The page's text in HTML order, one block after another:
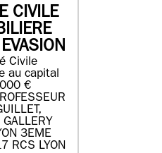
CIVILE
Civile
au capital
€
3EME
RCS LYON